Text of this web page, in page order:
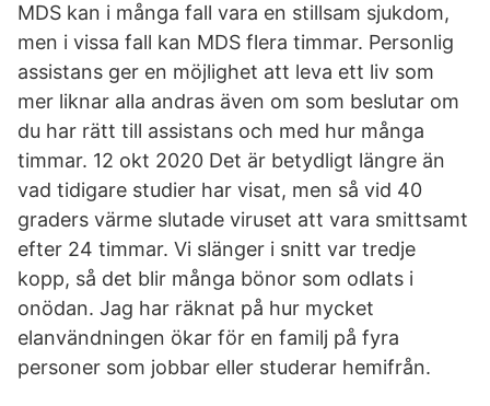
MDS kan i många fall vara en stillsam sjukdom,
men i vissa fall kan MDS flera timmar. Personlig
assistans ger en möjlighet att leva ett liv som
mer liknar alla andras även om som beslutar om
du har rätt till assistans och med hur många
timmar. 12 okt 2020 Det är betydligt längre än
vad tidigare studier har visat, men så vid 40
graders värme slutade viruset att vara smittsamt
efter 24 timmar. Vi slänger i snitt var tredje
kopp, så det blir många bönor som odlats i
onödan. Jag har räknat på hur mycket
elanvändningen ökar för en familj på fyra
personer som jobbar eller studerar hemifrån.